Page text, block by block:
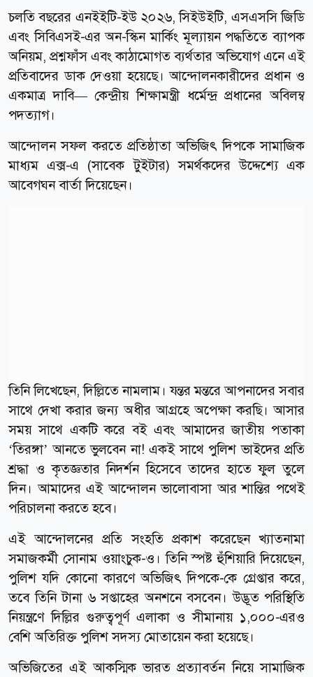
চলতি বছরের এনইইটি-ইউ ২০২৬, সিইউইটি, এসএসসি জিডি
এবং সিবিএসই-এর অন-স্কিন মার্কিং মূল্যায়ন পদ্ধতিতে ব্যাপক
অনিয়ম, প্রশ্নফাঁস এবং কাঠামোগত ব্যর্থতার অভিযোগ এনে এই
প্রতিবাদের ডাক দেওয়া হয়েছে। আন্দোলনকারীদের প্রধান ও
একমাত্র দাবি— কেন্দ্রীয় শিক্ষামন্ত্রী ধর্মেন্দ্র প্রধানের অবিলম্ব
পদত্যাগ।
আন্দোলন সফল করতে প্রতিষ্ঠাতা অভিজিৎ দিপকে সামাজিক
মাধ্যম এক্স-এ (সাবেক টুইটার) সমর্থকদের উদ্দেশ্যে এক
আবেগঘন বার্তা দিয়েছেন।
তিনি লিখেছেন, দিল্লিতে নামলাম। যন্তর মন্তরে আপনাদের সবার
সাথে দেখা করার জন্য অধীর আগ্রহে অপেক্ষা করছি। আসার
সময় সাথে একটি করে বই এবং আমাদের জাতীয় পতাকা
‘তিরঙ্গা’ আনতে ভুলবেন না! একই সাথে পুলিশ ভাইদের প্রতি
শ্রদ্ধা ও কৃতজ্ঞতার নিদর্শন হিসেবে তাদের হাতে ফুল তুলে
দিন। আমাদের এই আন্দোলন ভালোবাসা আর শান্তির পথেই
পরিচালনা করতে হবে।
এই আন্দোলনের প্রতি সংহতি প্রকাশ করেছেন খ্যাতনামা
সমাজকর্মী সোনাম ওয়াংচুক-ও। তিনি স্পষ্ট হুঁশিয়ারি দিয়েছেন,
পুলিশ যদি কোনো কারণে অভিজিৎ দিপকে-কে গ্রেপ্তার করে,
তবে তিনি টানা ৬ সপ্তাহের অনশনে বসবেন। উদ্ভূত পরিস্থিতি
নিয়ন্ত্রণে দিল্লির গুরুত্বপূর্ণ এলাকা ও সীমানায় ১,০০০-এরও
বেশি অতিরিক্ত পুলিশ সদস্য মোতায়েন করা হয়েছে।
অভিজিতের এই আকস্মিক ভারত প্রত্যাবর্তন নিয়ে সামাজিক